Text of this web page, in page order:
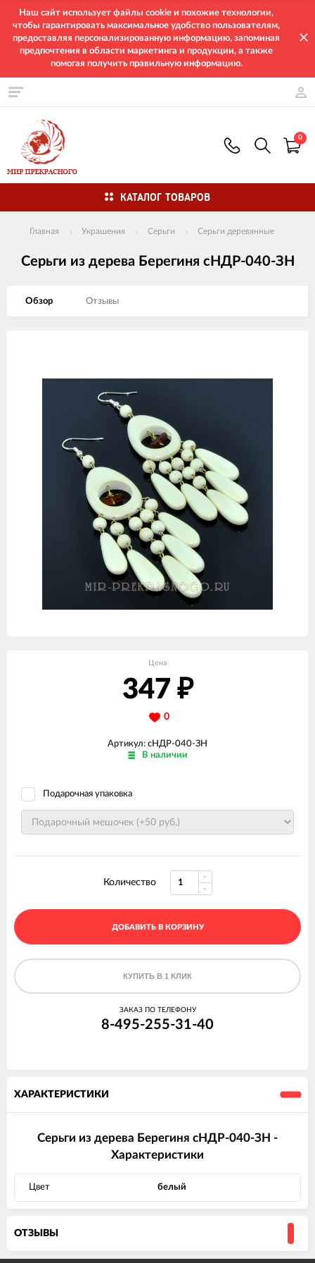
Наш сайт использует файлы cookie и похожие технологии,
чтобы гарантировать максимальное удобство пользователям,
предоставляя персонализированную информацию, запоминая
предпочтения в области маркетинга и продукции, а также
помогая получить правильную информацию.
0
КАТАЛОГ ТОВАРОВ
Главная Украшения Серьги Серьги деревянные
Серьги из дерева Берегиня сНДР-040-ЗН
Обзор Отзывы
Цена
347 ₽
0
Артикул: сНДР-040-ЗН
В наличии
Подарочная упаковка
Количество
ДОБАВИТЬ В КОРЗИНУ
КУПИТЬ В 1 КЛИК
ЗАКАЗ ПО ТЕЛЕФОНУ
8-495-255-31-40
ХАРАКТЕРИСТИКИ
Серьги из дерева Берегиня сНДР-040-ЗН -
Характеристики
Цвет белый
ОТЗЫВЫ